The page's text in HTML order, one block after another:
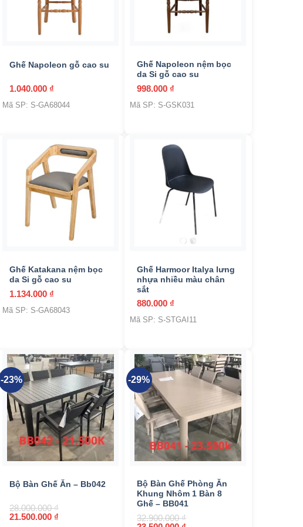
Ghế Napoleon gỗ cao su
1.040.000 ₫
Mã SP: S-GA68044
Ghế Napoleon nệm bọc
da Si gỗ cao su
998.000 ₫
Mã SP: S-GSK031
Ghế Katakana nệm bọc
da Si gỗ cao su
1.134.000 ₫
Mã SP: S-GA68043
Ghế Harmoor Italya lưng
nhựa nhiều màu chân
sắt
880.000 ₫
Mã SP: S-STGAI11
-23%
+
Bộ Bàn Ghế Ăn – Bb042
28.000.000₫
Giá
21.500.000 ₫Giá
-29%
Bộ Bàn Ghế Phòng Ăn
Khung Nhôm 1 Bàn 8
Ghế – BB041
32.900.000₫